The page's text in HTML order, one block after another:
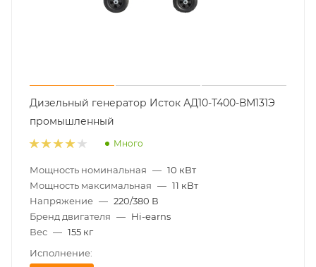
Дизельный генератор Исток АД10-Т400-ВМ131Э
промышленный
Много
Мощность номинальная — 10 кВт
Мощность максимальная — 11 кВт
Напряжение — 220/380 В
Бренд двигателя — Hi-earns
Вес — 155 кг
Исполнение: